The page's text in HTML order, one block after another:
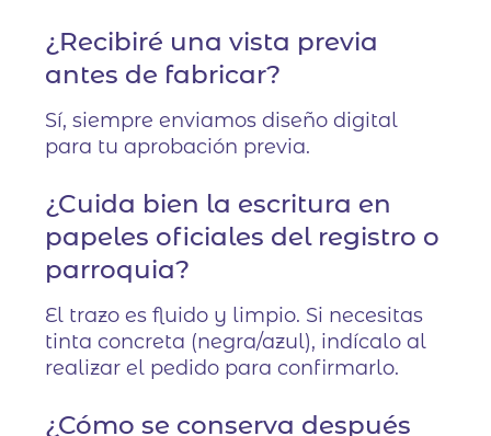
¿Recibiré una vista previa
antes de fabricar?
Sí, siempre enviamos diseño digital
para tu aprobación previa.
¿Cuida bien la escritura en
papeles oficiales del registro o
parroquia?
El trazo es fluido y limpio. Si necesitas
tinta concreta (negra/azul), indícalo al
realizar el pedido para confirmarlo.
¿Cómo se conserva después